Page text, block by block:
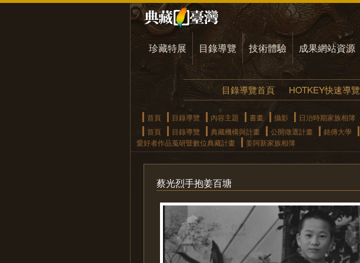
珍藏特展 目錄導覽 技術體驗 成果網站資源
目錄導覽首頁 HOTKEY快速導覽
首頁 目錄導覽 內容主題 書畫 攝影 日治時期家族相簿
首頁
目錄導覽 典藏機構與計畫 公開徵選計畫 銘傳大學
愛好者作品蒐研暨數位典藏計畫
姜阿新家族相簿
蔡光烈手抱姜百塘